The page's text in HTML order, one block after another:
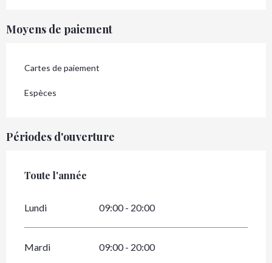
Moyens de paiement
Cartes de paiement
Espèces
Périodes d'ouverture
Toute l'année
Toute l'année
Lundi 09:00 - 20:00
Mardi 09:00 - 20:00